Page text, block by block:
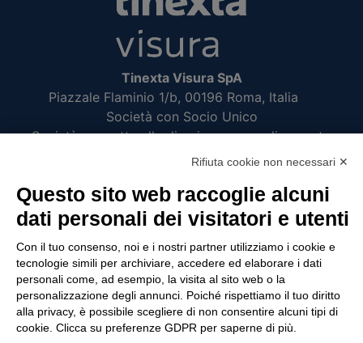
Tinexta Visura SpA
Piazzale Flaminio 1/b, 00196 Roma, Italia
Società con Socio Unico
Società soggetta alla direzione e coordinamento
di Tinexta SpA
UTILITÀ
Recupero Password
Verifica attestato di presenza
POLICIES AND TERMS
Rifiuta cookie non necessari ✕
Questo sito web raccoglie alcuni
dati personali dei visitatori e utenti
Con il tuo consenso, noi e i nostri partner utilizziamo i cookie e
tecnologie simili per archiviare, accedere ed elaborare i dati
personali come, ad esempio, la visita al sito web o la
personalizzazione degli annunci. Poiché rispettiamo il tuo diritto
alla privacy, è possibile scegliere di non consentire alcuni tipi di
cookie. Clicca su preferenze GDPR per saperne di più.